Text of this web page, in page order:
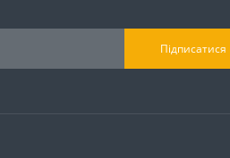
Підписатися